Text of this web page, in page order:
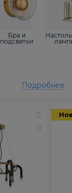
Бра и
подсветки
Подробнее